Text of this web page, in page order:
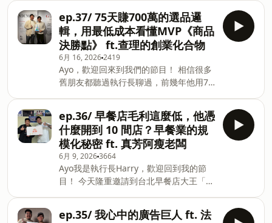
顧牌、開了一間很好吃的居酒屋、同時也是
一位內容創作者。 - 墨樊創顧 是一間創業
教育顧問公司，我們在自媒體平台上的名
字大家會比較熟悉，叫「我媽叫我不要創
業」 我們希望那些學校裡沒有教的創業知
識，可以透過網路媒體的力量更普及每個
人的生活中。 - 本節目藉由執行長Harry
經驗以及訪談，將創業知識、故事，以及
創業
緊，這兩年超多老闆透過Threads拿到百
萬流量，讓產品以及服務被更多人看到 今
天邀請到【我媽叫我不要創業】社群當
家：AKA老闆救星也是脆仙女Emma 來節
目跟大家分享素人、商家經營Threads的
起手式！ 想報名 7/28 免費 threads講座
歡迎加入 LINE@（@336xujlk）私訊助
教：728 就可馬上報名卡位 Harry Lin 墨
樊創顧公司執行長 本業是創業教育老師，
副業做了幾個電商品牌、開了一間很好吃
的居酒屋、同時也是一位內容創作者。 -
墨樊創顧 是一間創業教育顧問公司，我們
在自媒體平台上的名字大家會比較熟悉，
叫「我媽叫我不要創業」 我們希望那些學
校裡沒有教的創業知識，可以透過網路媒
體的力量更普及每個人的生活
ep.37/ 75天賺700萬的選品邏
輯，用最低成本看懂MVP《商品
決勝點》 ft.查理的創業化合物
6月 16, 20262419
Ayo，歡迎回來到我們的節目！ 相信很多
舊朋友都聽過執行長聊過，前幾年他用75
績，他靠的不是運氣，而是一套可複製的
選品邏輯。 這次邀請台灣創業節目第一把
交椅、查理創業化合物的品牌負責人查理
一起重聊這個故事，也拆解《商品決勝
點》這本工具書。兩位創業者用自身的實
戰經驗，帶你搞懂這些問題 MVP 到底是
什麼？你有沒有一直做錯？ 「迷你迴圈」
跟 MVP 差在哪，怎麼用更低成本驗證市
場？ 差異化不是從 0 開始，欣賞、模仿、
ep.36/ 早餐店毛利這麼低，他憑
什麼開到 10 間店？早餐業的規
模化秘密 ft. 真芳阿瘦老闆
6月 9, 20263664
Ayo我是執行長Harry，歡迎回到我的節
目！ 今天隆重邀請到台北早餐店大王「真
打工仔到在台北開了連鎖早餐店，阿瘦老
闆如何用10年時間，把一份碳烤吐司做成
ep.35/ 我心中的廣告巨人 ft. 法